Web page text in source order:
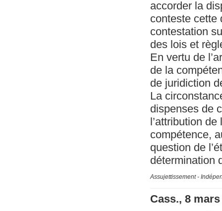
accorder la
conteste cette
contestation
des lois et
En vertu de
de la
de juridiction
La
dispenses de
l’attribution
compétence,
question de
détermination
Assujettissement -
Cass., 8